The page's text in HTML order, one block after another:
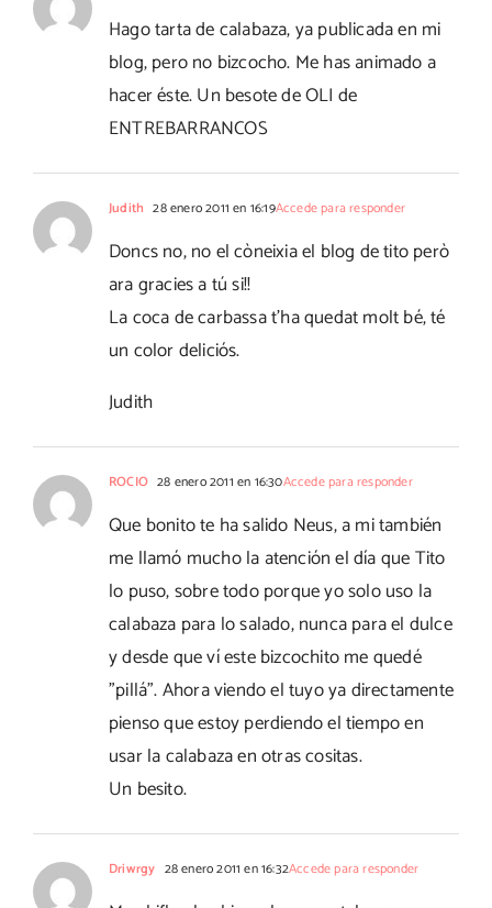
Hago tarta de calabaza, ya publicada en mi
blog, pero no bizcocho. Me has animado a
hacer éste. Un besote de OLI de
ENTREBARRANCOS
Judith 28 enero 2011 en 16:19Accede para responder
Doncs no, no el còneixia el blog de tito però
ara gracies a tú si!!
La coca de carbassa t'ha quedat molt bé, té
un color deliciós.
Judith
ROCIO 28 enero 2011 en 16:30Accede para responder
Que bonito te ha salido Neus, a mi también
me llamó mucho la atención el día que Tito
lo puso, sobre todo porque yo solo uso la
calabaza para lo salado, nunca para el dulce
y desde que ví este bizcochito me quedé
"pillá". Ahora viendo el tuyo ya directamente
pienso que estoy perdiendo el tiempo en
usar la calabaza en otras cositas.
Un besito.
Driwrgy 28 enero 2011 en 16:32Accede para responder